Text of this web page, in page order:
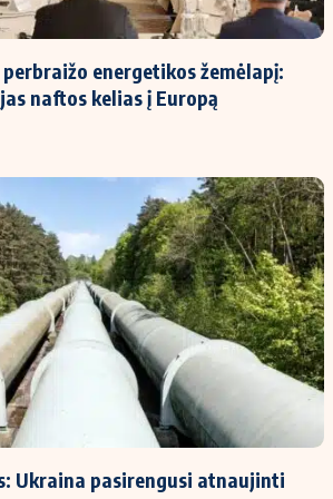
Titulinis
Nedarbo išmokos skaičiuoklė
Būsto finansai
Įdomios naujienos
energetikos žemėlapį:
naftos kelias į Europą
Ukraina pasirengusi atnaujinti